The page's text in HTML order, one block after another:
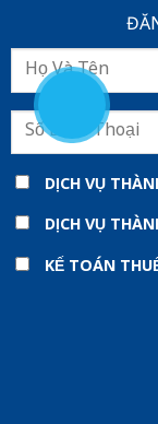
DỊCH VỤ
DỊCH VỤ
KẾ TOÁN